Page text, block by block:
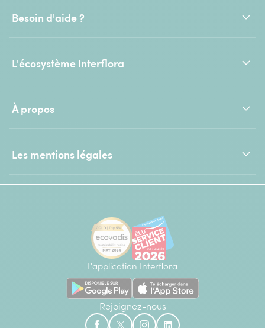
Besoin d'aide ?
L'écosystème Interflora
À propos
Les mentions légales
L'application Interflora
Rejoignez-nous